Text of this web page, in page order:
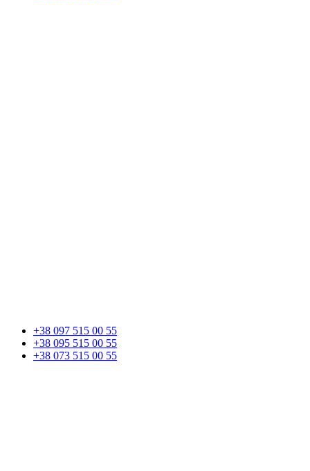
+38 097 515 00 55
+38 095 515 00 55
+38 073 515 00 55